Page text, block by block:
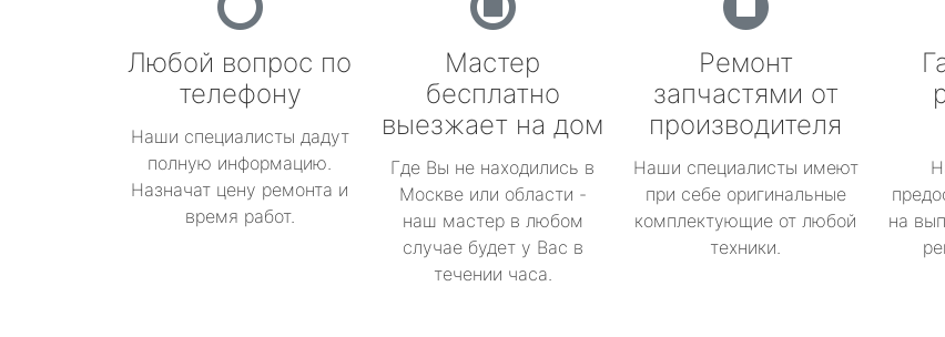
Любой вопрос по
телефону
Наши специалисты дадут
полную информацию.
Назначат цену ремонта и
время работ.
Мастер
бесплатно
выезжает на дом
Где Вы не находились в
Москве или области -
наш мастер в любом
случае будет у Вас в
течении часа.
Ремонт
запчастями от
производителя
Наши специалисты имеют
при себе оригинальные
комплектующие от любой
техники.
на